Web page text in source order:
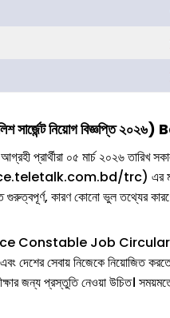
সার্জেন্টনিয়োগ বিজ্ঞপ্তি ২০২৬)
প্রার্থীরা ০৫ মার্চ ২০২৬ তারিখ
trc) এর
কারণ কোনো ভুল তথ্যের
Constable Job Circular 2026
দেশের সেবায় নিজেকে নিয়োজিত
জন্য প্রস্তুতি নেওয়া উচিত।